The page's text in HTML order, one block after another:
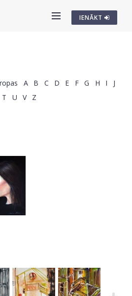
IENĀKT
A B C D E F G H I
J
T U V Z